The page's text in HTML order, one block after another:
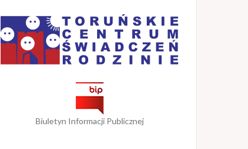
Biuletyn Informacji Publicznej